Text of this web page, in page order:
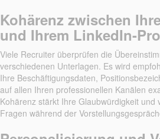
Kohärenz zwischen
und Ihrem LinkedIn-
Viele Recruiter überprüfen die
verschiedenen Unterlagen. Es wird
Ihre Beschäftigungsdaten,
auf allen Ihren professionellen Kanälen
Kohärenz stärkt Ihre Glaubwürdigkeit und
Fragen während der